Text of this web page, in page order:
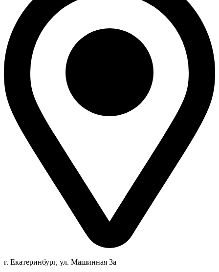
г. Екатеринбург, ул. Машинная 3а